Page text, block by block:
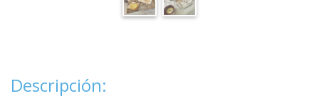
Descripción: